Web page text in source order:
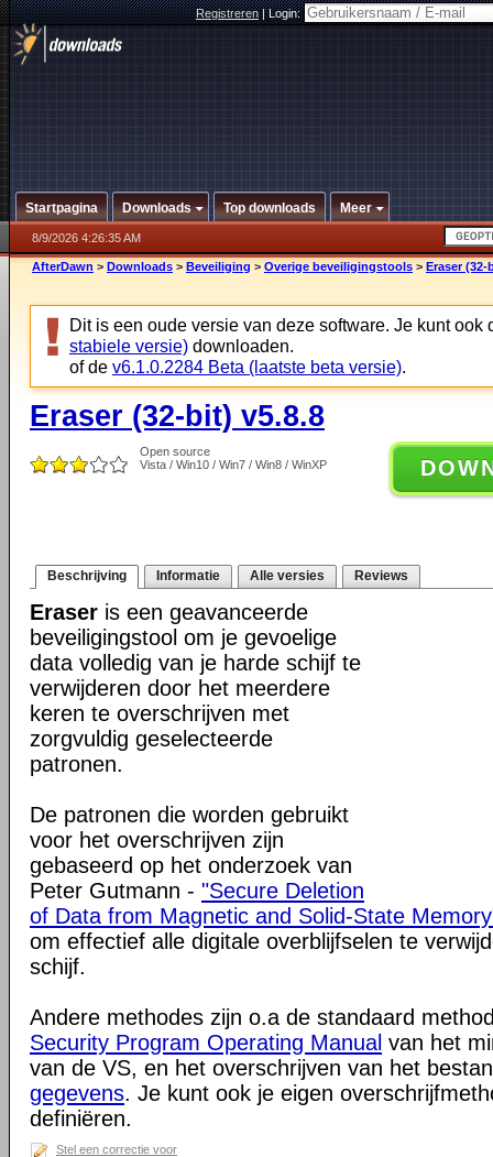
Registreren|Login:
Startpagina Downloads Top downloads Meer
8/9/2026 4:26:35 AM
AfterDawn > Downloads > Beveiliging > Overige beveiligingstools > Eraser (32-
Dit is een oude versie van deze software. Je kunt ook
stabiele versie) downloaden.
of de v6.1.0.2284 Beta (laatste beta versie).
Eraser (32-bit) v5.8.8
Open source
Vista / Win10 / Win7 / Win8 / WinXP
Beschrijving Informatie Alle versies Reviews
Eraser is een geavanceerde
beveiligingstool om je gevoelige
data volledig van je harde schijf te
verwijderen door het meerdere
keren te overschrijven met
zorgvuldig geselecteerde
patronen.
De patronen die worden gebruikt
voor het overschrijven zijn
gebaseerd op het onderzoek van
Peter Gutmann - "Secure Deletion
of Data from Magnetic and Solid-State
om effectief alle digitale overblijfselen te
schijf.
Andere methodes zijn o.a de standaard
Security Program Operating Manual van het
van de VS, en het overschrijven van het
gegevens. Je kunt ook je eigen
definiëren.
Stel een correctie voor